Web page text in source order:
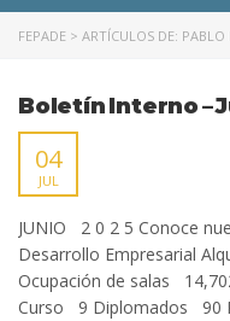
FEPADE > ARTÍCULOS DE: PABLO
Boletín Interno –
04
JUL
JUNIO 2 0 2 5 Conoce
Desarrollo Empresarial
Ocupación de salas
Curso 9 Diplomados 90